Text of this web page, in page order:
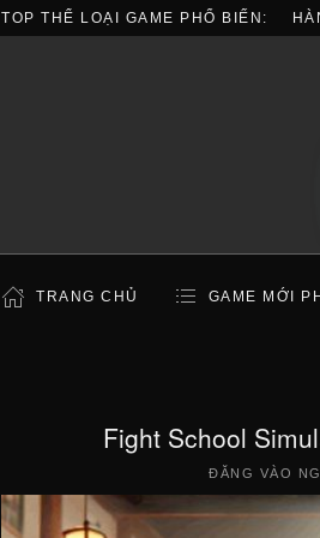
TOP THỂ LOẠI GAME PHỔ BIẾN:
TRANG CHỦ GAME MỚI
Fight School
ĐĂNG VÀO